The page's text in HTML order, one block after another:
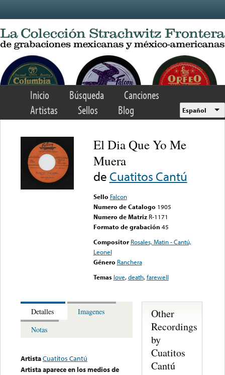
Inicio Búsqueda
Canciones
Artistas
Sellos Blog Español
El Dia Que Yo Me
Muera
de Cuatitos Cantú
Sello Falcon
Numero de Catalogo 1905
Numero de Matriz R-1171
Formato de grabación 45
Compositor Rosales, Matin - Cantú,
Leonel
Género Ranchera
Temas love,death,farewell
Detalles
Imagenes
Notas
ArtistaCuatitos Cantú
Artista aparece en los medios de
Other
Recordings
by
Cuatitos
Cantú